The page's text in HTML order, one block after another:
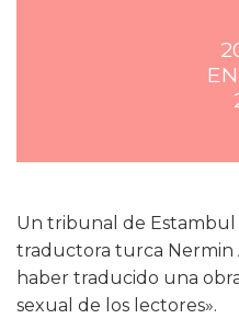
Un tribunal de Estambul
traductora turca Nermin
haber traducido una
sexual de los lectores».